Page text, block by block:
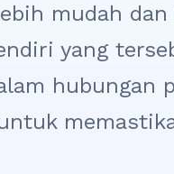
mudah
yang
hubungan